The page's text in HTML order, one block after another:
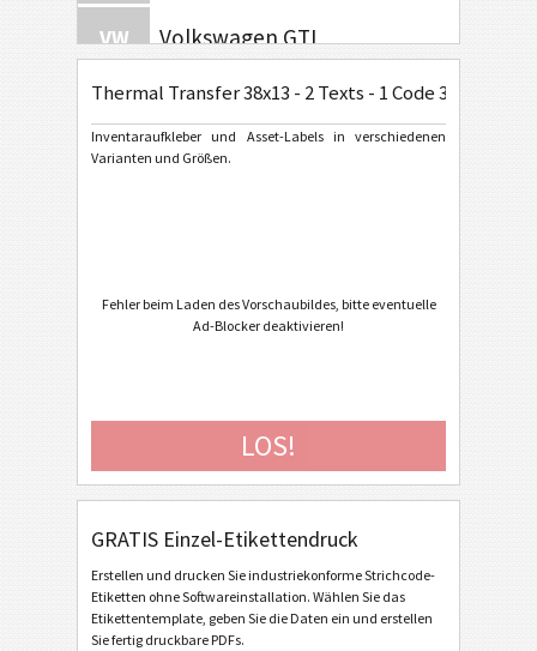
VW Volkswagen GTL
GM General Motors
CAT Caterpillar
O Odette
B BOSCH
MAT MAT Labels
LTO LTO Labels
I Inventaraufkleber
Thermal Transfer 38x13 - 2 Texts - 1 Code 39
Inventaraufkleber und Asset-Labels in verschiedenen
Varianten und Größen.
Fehler beim Laden des Vorschaubildes, bitte eventuelle
Ad-Blocker deaktivieren!
LOS!
GRATIS Einzel-Etikettendruck
Erstellen und drucken Sie industriekonforme Strichcode-
Etiketten ohne Softwareinstallation. Wählen Sie das
Etikettentemplate, geben Sie die Daten ein und erstellen
Sie fertig druckbare PDFs.